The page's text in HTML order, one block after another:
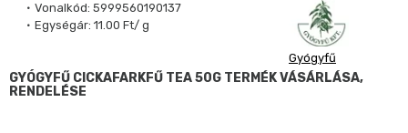
Vonalkód: 5999560190137
Egységár: 11.00 Ft/ g
Gyógyfű
GYÓGYFŰ CICKAFARKFŰ TEA 50G TERMÉK VÁSÁRLÁSA,
RENDELÉSE